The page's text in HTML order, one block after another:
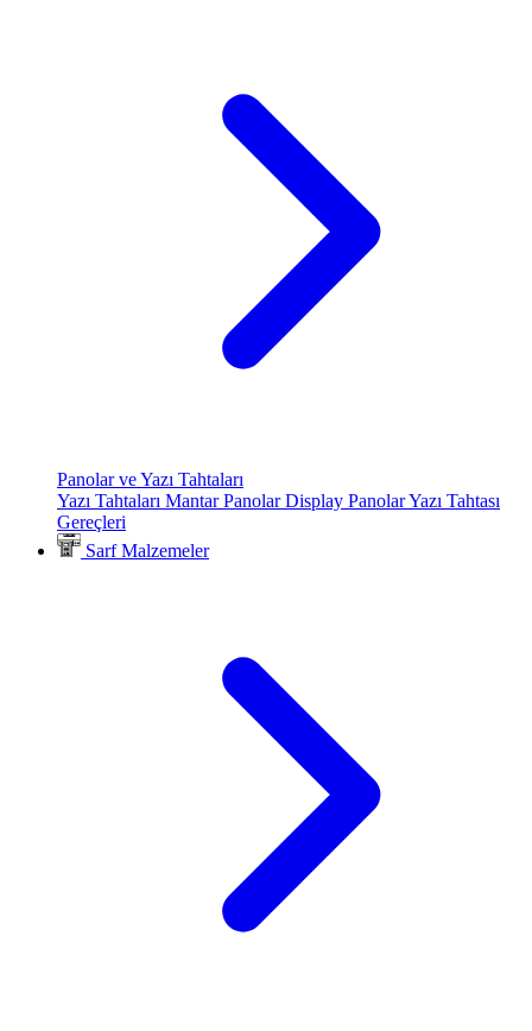
Panolar ve Yazı Tahtaları
Yazı Tahtaları Mantar PanolarDisplay PanolarYazı Tahtası
Gereçleri
Sarf Malzemeler